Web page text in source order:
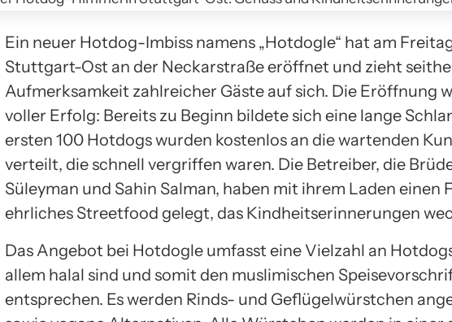
Ein neuer Hotdog-Imbiss namens „Hotdogle“ hat am
Stuttgart-Ost an der Neckarstraße eröffnet und zieht
Aufmerksamkeit zahlreicher Gäste auf sich. Die Eröffnung
voller Erfolg: Bereits zu Beginn bildete sich eine lange
ersten 100 Hotdogs wurden kostenlos an die wartenden
verteilt, die schnell vergriffen waren. Die Betreiber, die
Süleyman und Sahin Salman, haben mit ihrem Laden einen
ehrliches Streetfood gelegt, das Kindheitserinnerungen
Das Angebot bei Hotdogle umfasst eine Vielzahl an
allem halal sind und somit den muslimischen
entsprechen. Es werden Rinds- und Geflügelwürstchen